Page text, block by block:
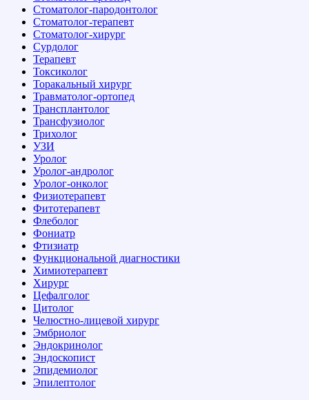
Стоматолог-пародонтолог
Стоматолог-терапевт
Стоматолог-хирург
Сурдолог
Терапевт
Токсиколог
Торакальный хирург
Травматолог-ортопед
Трансплантолог
Трансфузиолог
Трихолог
УЗИ
Уролог
Уролог-андролог
Уролог-онколог
Физиотерапевт
Фитотерапевт
Флеболог
Фониатр
Фтизиатр
Функциональной диагностики
Химиотерапевт
Хирург
Цефалголог
Цитолог
Челюстно-лицевой хирург
Эмбриолог
Эндокринолог
Эндоскопист
Эпидемиолог
Эпилептолог